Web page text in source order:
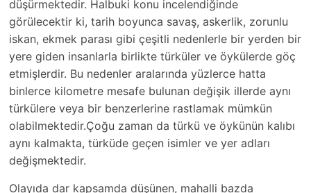
düşürmektedir. Halbuki konu incelendiğinde
görülecektir ki, tarih boyunca savaş, askerlik, zorunlu
iskan, ekmek parası gibi çeşitli nedenlerle bir yerden bir
yere giden insanlarla birlikte türküler ve öykülerde göç
etmişlerdir. Bu nedenler aralarında yüzlerce hatta
binlerce kilometre mesafe bulunan değişik illerde aynı
türkülere veya bir benzerlerine rastlamak mümkün
olabilmektedir.Çoğu zaman da türkü ve öykünün kalıbı
aynı kalmakta, türküde geçen isimler ve yer adları
değişmektedir.
Olayıda dar kapsamda düşünen, mahalli bazda